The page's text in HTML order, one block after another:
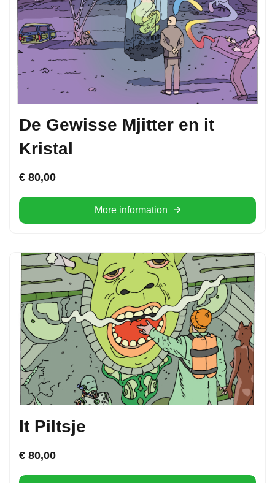
De Gewisse Mjitter en it
Kristal
€ 80,00
More information
It Piltsje
€ 80,00